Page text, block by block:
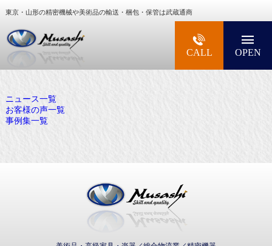
東京・山形の精密機械や美術品の輸送・梱包・保管は武蔵通商
大型精密機械・美術品・高級楽器の梱包・輸送
CALL OPEN
ニュース一覧
お客様の声一覧
事例集一覧